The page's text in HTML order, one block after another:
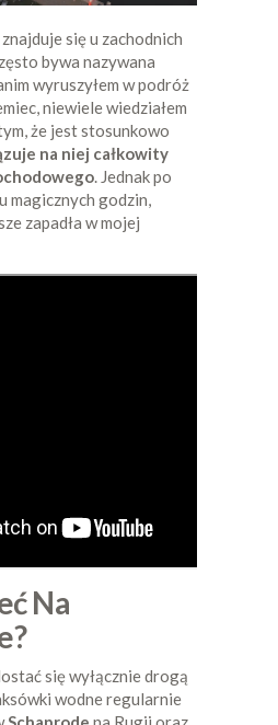
się u zachodnich
bywa nazywana
wyruszyłem w podróż
niewiele wiedziałem
że jest stosunkowo
na niej całkowity
. Jednak po
magicznych godzin,
zapadła w mojej
Na
się wyłącznie drogą
wodne regularnie